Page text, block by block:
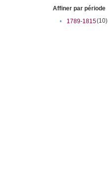
Affiner par période
•
1789-1815(10)